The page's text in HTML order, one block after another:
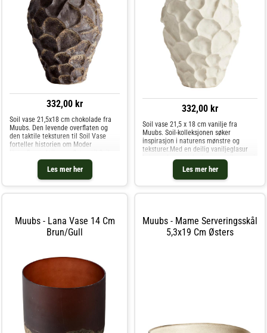
332,00 kr
Les mer her
Soil vase 21,5x18 cm chokolade fra
Muubs. Den levende overflaten og
den taktile teksturen til Soil Vase
forteller historien om Moder
vasen ligner den rå, tørkede jorden på
de sørafrikanske slettene, og har et
332,00 kr
Les mer her
Soil vase 21,5 x 18 cm vanilje fra
Muubs. Soil-kolleksjonen søker
inspirasjon i naturens mønstre og
teksturer.Med en deilig vaniljeglasur
steintøy liv til tankene om naturens
velsignelser.Kombinert med enten fr
Muubs - Lana Vase 14 Cm
Brun/gull
Muubs - Mame Serveringsskål
5,3x19 Cm Østers